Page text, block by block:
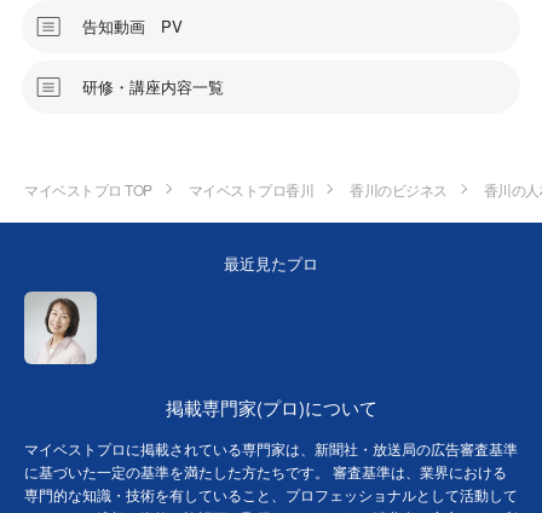
告知動画 PV
研修・講座内容一覧
マイベストプロ TOP マイベストプロ香川 香川のビジネス 香川の
最近見たプロ
掲載専門家(プロ)について
マイベストプロに掲載されている専門家は、新聞社・放送局の広告審査基準
に基づいた一定の基準を満たした方たちです。 審査基準は、業界における
専門的な知識・技術を有していること、プロフェッショナルとして活動して